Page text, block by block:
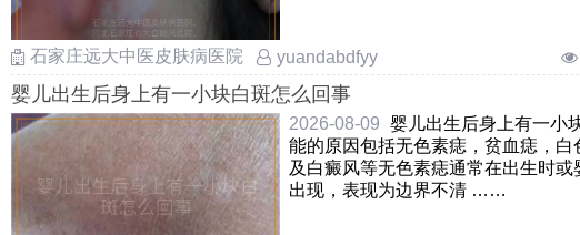
石家庄远大中医皮肤病医院 yuandabdfyy
婴儿出生后身上有一小块白斑怎么回事
2026-08-09 婴儿出生后身上有一小
能的原因包括无色素痣，贫血痣，白
及白癜风等无色素痣通常在出生时或
出现，表现为边界不清 ……